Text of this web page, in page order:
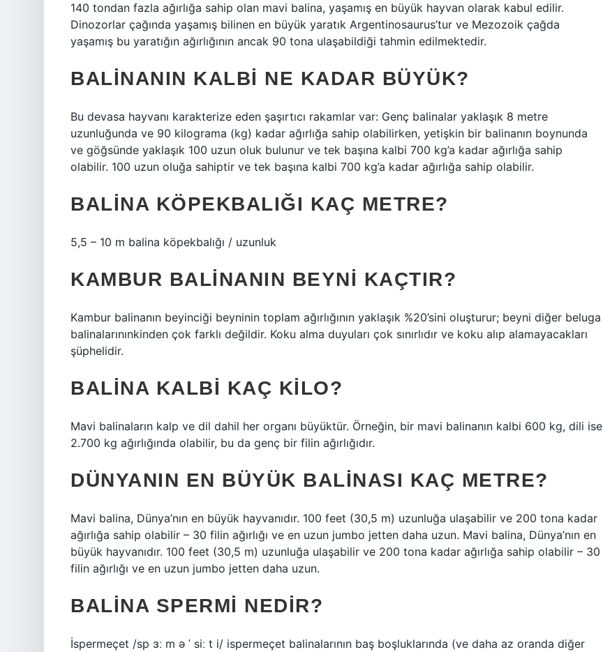
140 tondan fazla ağırlığa sahip olan mavi balina, yaşamış en büyük hayvan olarak kabul edilir.
Dinozorlar çağında yaşamış bilinen en büyük yaratık Argentinosaurus’tur ve Mezozoik çağda
yaşamış bu yaratığın ağırlığının ancak 90 tona ulaşabildiği tahmin edilmektedir.
BALINANIN KALBI NE KADAR BÜYÜK?
Bu devasa hayvanı karakterize eden şaşırtıcı rakamlar var: Genç balinalar yaklaşık 8 metre
uzunluğunda ve 90 kilograma (kg) kadar ağırlığa sahip olabilirken, yetişkin bir balinanın boynunda
ve göğsünde yaklaşık 100 uzun oluk bulunur ve tek başına kalbi 700 kg’a kadar ağırlığa sahip
olabilir. 100 uzun oluğa sahiptir ve tek başına kalbi 700 kg’a kadar ağırlığa sahip olabilir.
BALINA KÖPEKBALIĞI KAÇ METRE?
5,5 – 10 m balina köpekbalığı / uzunluk
KAMBUR BALINANIN BEYNI KAÇTIR?
Kambur balinanın beyinciği beyninin toplam ağırlığının yaklaşık %20’sini oluşturur; beyni diğer beluga
balinalarınınkinden çok farklı değildir. Koku alma duyuları çok sınırlıdır ve koku alıp alamayacakları
şüphelidir.
BALINA KALBI KAÇ KILO?
Mavi balinaların kalp ve dil dahil her organı büyüktür. Örneğin, bir mavi balinanın kalbi 600 kg, dili ise
2.700 kg ağırlığında olabilir, bu da genç bir filin ağırlığıdır.
DÜNYANIN EN BÜYÜK BALINASI KAÇ METRE?
Mavi balina, Dünya’nın en büyük hayvanıdır. 100 feet (30,5 m) uzunluğa ulaşabilir ve 200 tona kadar
ağırlığa sahip olabilir – 30 filin ağırlığı ve en uzun jumbo jetten daha uzun. Mavi balina, Dünya’nın en
büyük hayvanıdır. 100 feet (30,5 m) uzunluğa ulaşabilir ve 200 tona kadar ağırlığa sahip olabilir – 30
filin ağırlığı ve en uzun jumbo jetten daha uzun.
BALINA SPERMI NEDIR?
İspermeçet /sp ɜː m ə ˈ siː t i/ ispermeçet balinalarının baş boşluklarında (ve daha az oranda diğer